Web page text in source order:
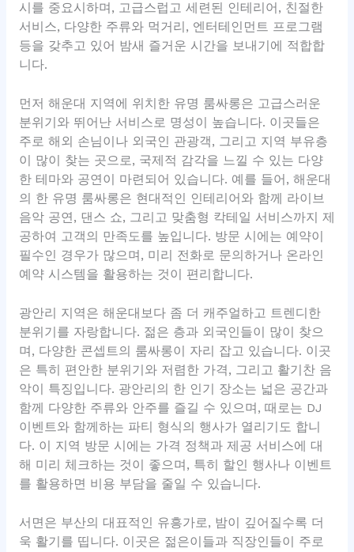
시를 중요시하며, 고급스럽고 세련된 인테리어, 친절한
서비스, 다양한 주류와 먹거리, 엔터테인먼트 프로그램
등을 갖추고 있어 밤새 즐거운 시간을 보내기에 적합합
니다.
먼저 해운대 지역에 위치한 유명 룸싸롱은 고급스러운
분위기와 뛰어난 서비스로 명성이 높습니다. 이곳들은
주로 해외 손님이나 외국인 관광객, 그리고 지역 부유층
이 많이 찾는 곳으로, 국제적 감각을 느낄 수 있는 다양
한 테마와 공연이 마련되어 있습니다. 예를 들어, 해운대
의 한 유명 룸싸롱은 현대적인 인테리어와 함께 라이브
음악 공연, 댄스 쇼, 그리고 맞춤형 칵테일 서비스까지 제
공하여 고객의 만족도를 높입니다. 방문 시에는 예약이
필수인 경우가 많으며, 미리 전화로 문의하거나 온라인
예약 시스템을 활용하는 것이 편리합니다.
광안리 지역은 해운대보다 좀 더 캐주얼하고 트렌디한
분위기를 자랑합니다. 젊은 층과 외국인들이 많이 찾으
며, 다양한 콘셉트의 룸싸롱이 자리 잡고 있습니다. 이곳
은 특히 편안한 분위기와 저렴한 가격, 그리고 활기찬 음
악이 특징입니다. 광안리의 한 인기 장소는 넓은 공간과
함께 다양한 주류와 안주를 즐길 수 있으며, 때로는 DJ
이벤트와 함께하는 파티 형식의 행사가 열리기도 합니
다. 이 지역 방문 시에는 가격 정책과 제공 서비스에 대
해 미리 체크하는 것이 좋으며, 특히 할인 행사나 이벤트
를 활용하면 비용 부담을 줄일 수 있습니다.
서면은 부산의 대표적인 유흥가로, 밤이 깊어질수록 더
욱 활기를 띱니다. 이곳은 젊은이들과 직장인들이 주로